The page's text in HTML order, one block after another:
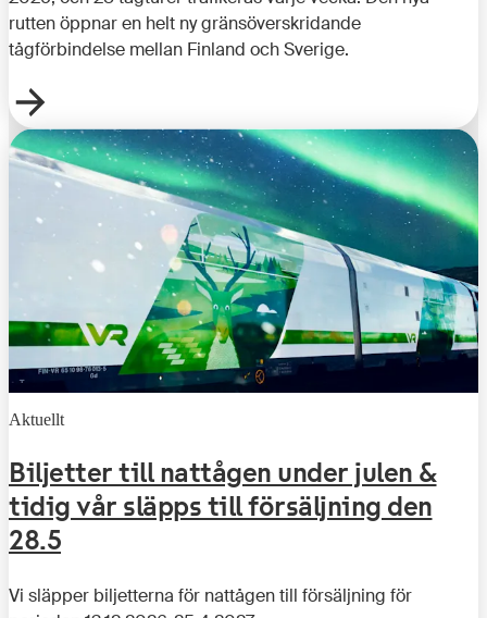
rutten öppnar en helt ny gränsöverskridande
tågförbindelse mellan Finland och Sverige.
Aktuellt
Biljetter till nattågen under julen &
tidig vår släpps till försäljning den
28.5
Vi släpper biljetterna för nattågen till försäljning för